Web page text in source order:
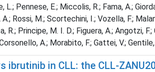
Pennese, E.; Miccolis, R.; Fama, A.;
A.; Rossi, M.; Scortechini, I.; Vozella, F.;
Principe, M. I. D.; Figuera, A.; Angotzi,
A.; Morabito, F.; Gattei, V.;
in CLL: the CLL-